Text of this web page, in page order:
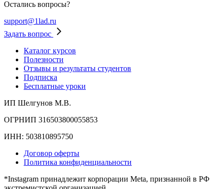
Остались вопросы?
support@1lad.ru
Задать вопрос
Каталог курсов
Полезности
Отзывы и результаты студентов
Подписка
Бесплатные уроки
ИП Шелгунов М.В.
ОГРНИП 316503800055853
ИНН: 503810895750
Договор оферты
Политика конфиденциальности
*Instagram принадлежит корпорации Meta, признанной в РФ